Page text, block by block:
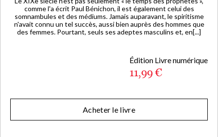
comme l'a écrit Paul Bénichon, il est également celui des
somnambules et des médiums. Jamais auparavant, le spiritisme
n'avait connu un tel succès, aussi bien auprès des hommes que
des femmes. Pourtant, seuls ses adeptes masculins et, en[...]
Édition Livre numérique
11,99 €
Acheter le livre